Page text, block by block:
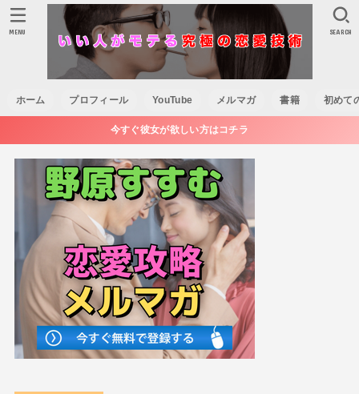
ホーム プロフィール YouTube メルマガ 書籍 初めて
SEARCH
MENU
今すぐ彼女が欲しい方はコチラ